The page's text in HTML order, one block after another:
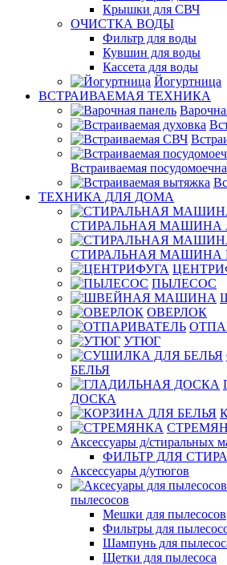
Крышки для СВЧ
ОЧИСТКА ВОДЫ
Фильтр для воды
Кувшин для воды
Кассета для воды
Йогуртница
ВСТРАИВАЕМАЯ ТЕХНИКА
Встраиваемая
ТЕХНИКА ДЛЯ ДОМА
СТИРАЛЬНАЯ МАШИНА
СТИРАЛЬНАЯ МАШИНА
ПЫЛЕСОС
ОВЕРЛОК
УТЮГ
БЕЛЬЯ
ДОСКА
Аксессуары д/стиральных
ФИЛЬТР ДЛЯ
Аксессуары д/утюгов
пылесосов
Мешки для пылесосов
Фильтры для
Шампунь для
Щетки для пылесоса